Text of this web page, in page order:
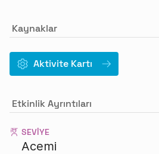
Kaynaklar
Aktivite Kartı
Etkinlik Ayrıntıları
SEVIYE
Acemi